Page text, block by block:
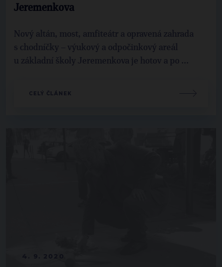
Jeremenkova
Nový altán, most, amfiteátr a opravená zahrada
s chodníčky – výukový a odpočinkový areál
u základní školy Jeremenkova je hotov a po ...
CELÝ ČLÁNEK